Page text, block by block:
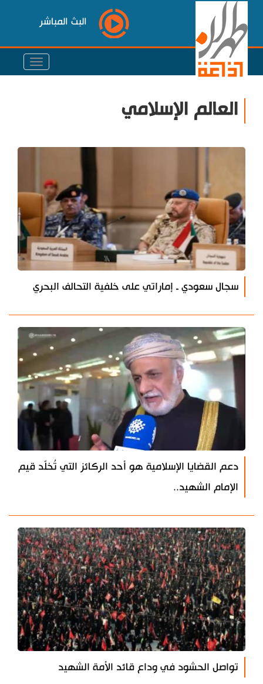
البث المباشر
العالم الإسلامي
سجال سعودي ـ إماراتي على خلفية التحالف البحري
دعم القضايا الإسلامية هو أحد الركائز التي تُخلّد قيم
الإمام الشهيد..
تواصل الحشود في وداع قائد الأمة الشهيد